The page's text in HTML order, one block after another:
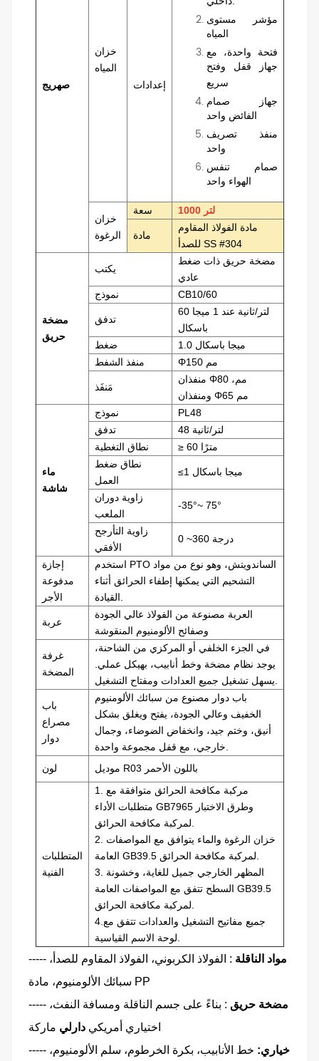
صهريج
خزان
المياه
إعدادات
داخلي.
مؤشر مستوى
المياه
فتحة واحدة، مع
جهاز قفل وفتح
سريع
جهاز صمام
الفائض واحد
منفذ تصريف
واحد
صمام تنفس
الهواء واحد
خزان
الرغوة
سعة 1000 لتر
مادة
مادة الفولاذ المقاوم
للصدأ SS #304
مضخة
حريق
يكتب
مضخة حريق ذات ضغط
عادي
نموذج
CB10/60
تدفق
60 لتر/ثانية عند 1 ميجا
باسكال
ضغط
1.0 ميجا باسكال
منفذ الشفط
Φ150 مم
مَنفَذ
منفذان Φ80 مم،
ومنفذان Φ65 مم
ماء
شاشة
نموذج
PL48
تدفق
48 لتر/ثانية
نطاق التغطية
≥ 60 مترًا
نطاق ضغط
العمل
≤1 ميجا باسكال
زاوية دوران
الملعب
-35°~ 75°
زاوية التأرجح
الأفقي
0 ~360 درجة
إجازة
مدفوعة
الأجر
استخدم PTO الساندويتش، وهو نوع من مواد
التشحيم التي يمكنها إطفاء الحرائق أثناء
القيادة.
عربة
العربة مصنوعة من الفولاذ عالي الجودة
وصفائح الألومنيوم المنقوشة
غرفة
المضخة
في الجزء الخلفي أو المركزي من الشاحنة،
يوجد نظام مضخة وخط أنابيب، بهيكل عملي.
يسهل تشغيل جميع العدادات ومفتاح التشغيل.
باب
مصراع
دوار
باب دوار مصنوع من سبائك الألومنيوم
الخفيف وعالي الجودة، يفتح ويغلق بشكل
أنيق، وختم جيد، وانخفاض الضوضاء، وجمال
خارجي، مع قفل مجموعة واحدة.
لون
موديل R03 باللون الأحمر
المتطلبات
الفنية
1. مركبة مكافحة الحرائق متوافقة مع
متطلبات الأداء GB7965 وطرق الاختبار
لمركبة مكافحة الحرائق.
2. خزان الرغوة والماء يتوافق مع المواصفات
العامة GB39.5 لمركبة مكافحة الحرائق.
3. المظهر الخارجي جميل للغاية، وخشونة
السطح تتفق مع المواصفات العامة GB39.5
لمركبة مكافحة الحرائق.
4.جميع مفاتيح التشغيل والعدادات تتفق مع
لوحة الاسم القياسية.
----- مواد الناقلة : الفولاذ الكربوني، الفولاذ المقاوم للصدأ،
سبائك الألومنيوم، مادة PP
-----
مضخة حريق : بناءً على جسم الناقلة ومسافة النفث،
اختياري أمريكي دارلي ماركة
-----
خياري: خط الأنابيب، بكرة الخرطوم، سلم الألومنيوم،